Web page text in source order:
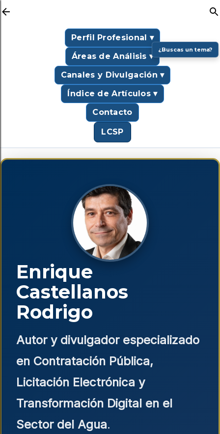
Perfil Profesional ▾
Áreas de Análisis ▾
Canales y Divulgación ▾
Índice de Artículos ▾
Contacto
LCSP
Enrique
Castellanos
Rodrigo
Autor y divulgador especializado
en Contratación Pública,
Licitación Electrónica y
Transformación Digital en el
Sector del Agua.
¿Buscas un tema?